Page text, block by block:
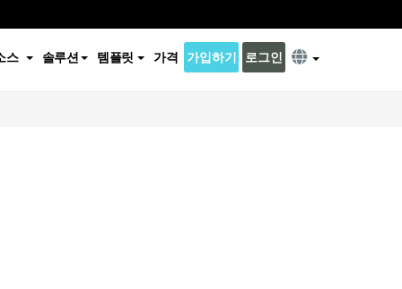
스 솔루션 템플릿 가격 가입하기 로그인